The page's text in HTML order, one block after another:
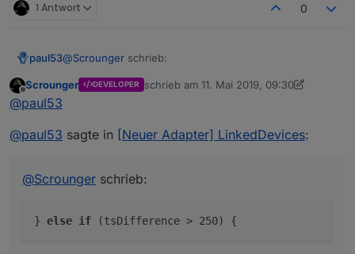
// if (linkedObj && linkedObj.common &&
// 	this.log.debug(`[onStateChange]
// }
if ( this
this.log.debug(`[onStateChange]
1 Antwort 0
paul53@Scrounger schrieb:
aktualisiert den Zeitstempel alle ca. 250 ms. Damit kann
es ein Problem geben.
Was hälst Du davon, anstelle von
state.fromauszuwerten ? Etwa so:
async onStateChange(id, state) {
Offline
Scrounger DEVELOPER schrieb am 11. Mai 2019, 09:30
zuletzt editiert von Scrounger5. Nov.
@paul53
@paul53 sagte in [Neuer Adapter] LinkedDevices:
@Scrounger schrieb:
} else if (tsDifference > 250) {